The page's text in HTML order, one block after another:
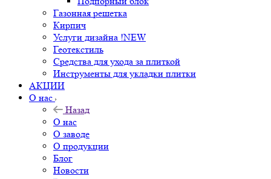
Газонная решетка
Кирпич
Услуги дизайна !NEW
Геотекстиль
Средства для ухода за плиткой
Инструменты для укладки плитки
АКЦИИ
О нас
Назад
О нас
О заводе
О продукции
Блог
Новости